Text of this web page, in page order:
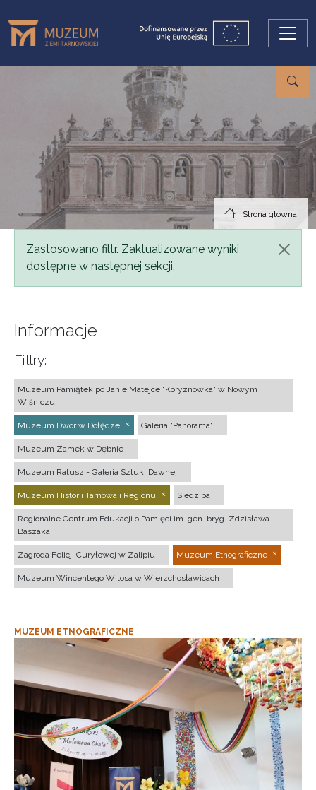
Strona główna
Komunikat
Zastosowano filtr. Zaktualizowane wyniki
dostępne w następnej sekcji.
Informacje
Filtry:
Muzeum Pamiątek po Janie Matejce "Koryznówka" w Nowym
Wiśniczu
Muzeum Dwór w Dołędze Galeria "Panorama"
Muzeum Zamek w Dębnie
Muzeum Ratusz - Galeria Sztuki Dawnej
Muzeum Historii Tarnowa i Regionu Siedziba
Regionalne Centrum Edukacji o Pamięci im. gen. bryg. Zdzisława
Baszaka
Zagroda Felicji Curyłowej w Zalipiu Muzeum Etnograficzne
Muzeum Wincentego Witosa w Wierzchosławicach
MUZEUM ETNOGRAFICZNE